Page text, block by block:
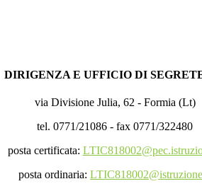
DIRIGENZA E UFFICIO DI
via Divisione Julia, 62 - Formia (Lt)
tel. 0771/21086 - fax 0771/322480
posta certificata:
posta ordinaria: